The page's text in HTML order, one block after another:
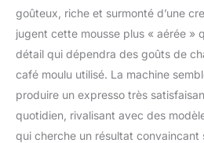
goûteux, riche et surmonté d’une
jugent cette mousse plus « aérée »
détail qui dépendra des goûts de
café moulu utilisé. La machine
produire un expresso très
quotidien, rivalisant avec des
qui cherche un résultat convaincant